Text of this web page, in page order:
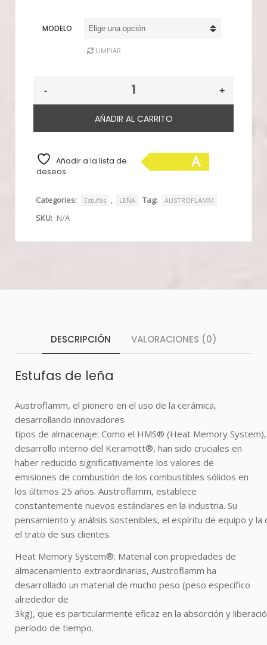
desde
MODELO
LIMPIAR
AÑADIR AL CARRITO
Añadir a la lista de
deseos
A
Categories: Estufas , LEÑA Tag: AUSTROFLAMM
SKU: N/A
DESCRIPCIÓN VALORACIONES (0)
Estufas de leña
Austroflamm, el pionero en el uso de la cerámica,
desarrollando innovadores
tipos de almacenaje: Como el HMS® (Heat Memory
desarrollo interno del Keramott®, han sido cruciales en
haber reducido significativamente los valores de
emisiones de combustión de los combustibles sólidos en
los últimos 25 años. Austroflamm, establece
constantemente nuevos estándares en la industria. Su
pensamiento y análisis sostenibles, el espíritu de equipo y la
el trato de sus clientes.
Heat Memory System®: Material con propiedades de
almacenamiento extraordinarias, Austroflamm ha
desarrollado un material de mucho peso (peso específico
alrededor de
3kg), que es particularmente eficaz en la absorción y
período de tiempo.